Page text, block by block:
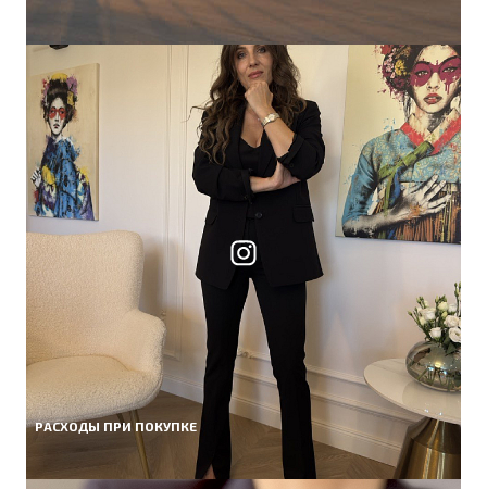
РАСХОДЫ ПРИ ПОКУПКЕ